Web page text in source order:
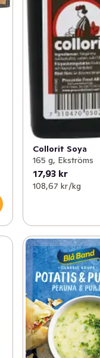
Collorit Soya
165 g, Ekströms
17,93 kr
108,67 kr /kg